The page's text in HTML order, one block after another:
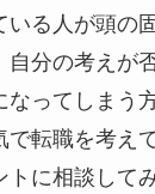
いる人が頭の
自分の考えが
なってしまう
で転職を考え
トに相談して